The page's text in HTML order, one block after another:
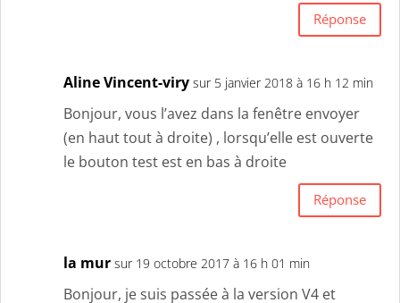
Réponse
Aline Vincent-viry sur 5 janvier 2018 à 16 h 12 min
Bonjour, vous l’avez dans la fenêtre envoyer
(en haut tout à droite) , lorsqu’elle est ouverte
le bouton test est en bas à droite
Réponse
la mur sur 19 octobre 2017 à 16 h 01 min
Bonjour, je suis passée à la version V4 et